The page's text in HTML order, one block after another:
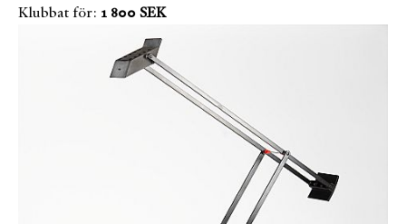
Klubbat för: 1 800 SEK